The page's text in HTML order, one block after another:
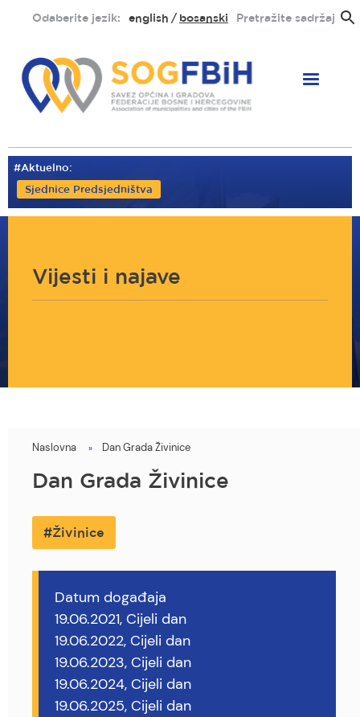
sadržaj
Odaberite jezik: english bosanski Pretražite sadržaj
#Aktuelno:
Sjednice Predsjedništva
Vijesti i najave
You
are
Naslovna Dan Grada Živinice
Dan Grada Živinice
Živinice
Datum događaja
19.06.2021, Cijeli dan
19.06.2022, Cijeli dan
19.06.2023, Cijeli dan
19.06.2024, Cijeli dan
19.06.2025, Cijeli dan